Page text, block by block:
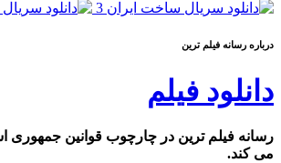
درباره رسانه فيلم ترين
دانلود فیلم
رسانه فیلم ترین در چارچوب قوانین جمهوری
می کند.